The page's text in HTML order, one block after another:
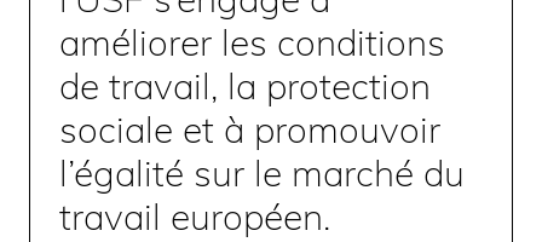
améliorer les conditions
de travail, la protection
sociale et à promouvoir
l’égalité sur le marché du
travail européen.